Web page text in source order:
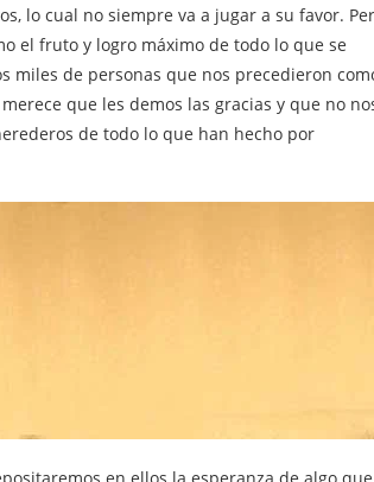
lo cual no siempre va a jugar a su favor.
el fruto y logro máximo de todo lo que se
miles de personas que nos precedieron
que les demos las gracias y que no
de todo lo que han hecho por